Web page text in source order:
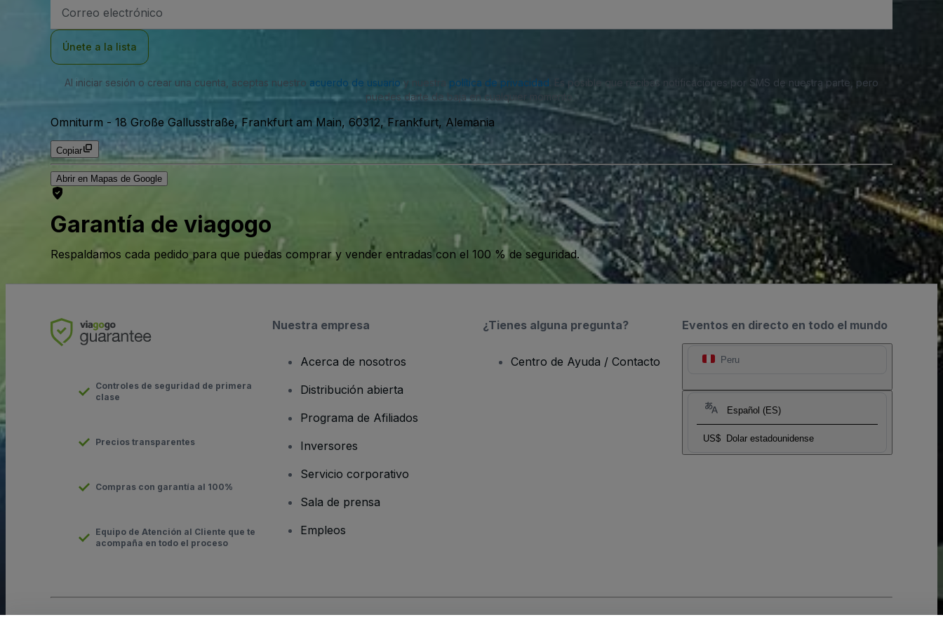
de
Únete a la lista
Al iniciar sesión o crear una cuenta, aceptas nuestro acuerdo de usuario y nuestra política de privacidad . Es posible que recibas notificaciones por SMS de nuestra parte, pero
puedes darte de baja en cualquier momento.
Omniturm - 18 Große Gallusstraße, Frankfurt am Main, 60312, Frankfurt, Alemania
Copiar
Abrir en Mapas de Google
Garantía de viagogo
Respaldamos cada pedido para que puedas comprar y vender entradas con el 100 % de seguridad.
Eventos en directo en todo el mundo
Peru
Español (ES)
US$ Dolar estadounidense
Controles de seguridad de primera
clase
Precios transparentes
Compras con garantía al 100%
Equipo de Atención al Cliente que te
acompaña en todo el proceso
Nuestra empresa
Acerca de nosotros
Distribución abierta
Programa de Afiliados
Inversores
Servicio corporativo
Sala de prensa
Empleos
¿Tienes alguna pregunta?
Centro de Ayuda / Contacto